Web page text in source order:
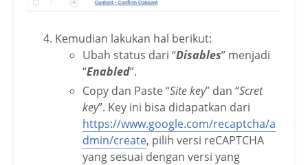
Kemudian lakukan hal berikut:
Ubah status dari “Disables” menjadi
“Enabled”.
Copy dan Paste “Site key” dan “Scret
key”. Key ini bisa didapatkan dari
https://www.google.com/recaptcha/a
dmin/create, pilih versi reCAPTCHA
yang sesuai dengan versi yang